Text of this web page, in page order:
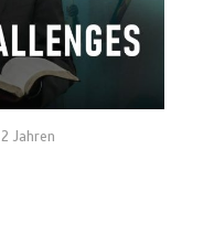
2 Jahren